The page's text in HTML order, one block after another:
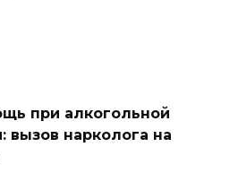
при алкогольной
вызов нарколога на